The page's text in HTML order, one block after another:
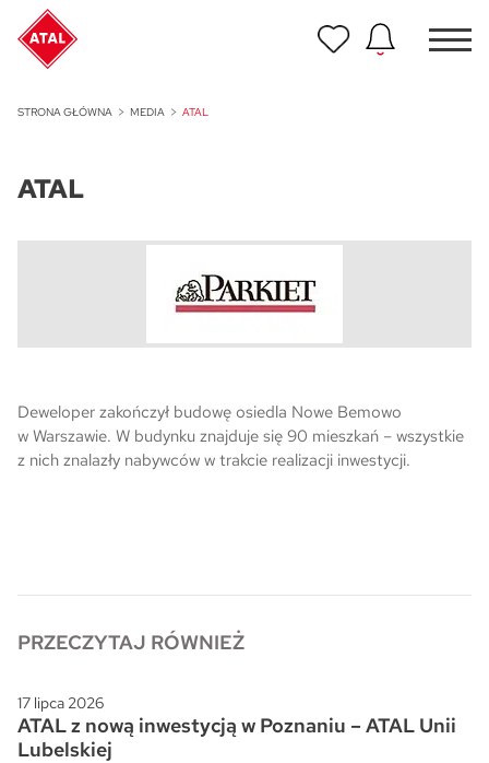
STRONA GŁÓWNA MEDIA ATAL
ATAL
Deweloper zakończył budowę osiedla Nowe Bemowo
w Warszawie. W budynku znajduje się 90 mieszkań – wszystkie
z nich znalazły nabywców w trakcie realizacji inwestycji.
PRZECZYTAJ RÓWNIEŻ
17 lipca 2026
ATAL z nową inwestycją w Poznaniu – ATAL Unii
Lubelskiej
ATAL Unii Lubelskiej w Poznaniu
Program Poleceń ATAL
Polecaj i zyskaj nawet 5 000 zł
NOWOŚĆ
ATAL Ruczaj w Krakowie